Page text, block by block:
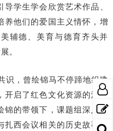
学生学会欣赏艺术作品、
养他们的爱国主义情怀，增
辅德、美育与德育齐头并
。
识，曾绘锦马不停蹄地组建
开启了红色文化资源的深度
锦的带领下，课题组深入扎
西会议相关的历史故事、